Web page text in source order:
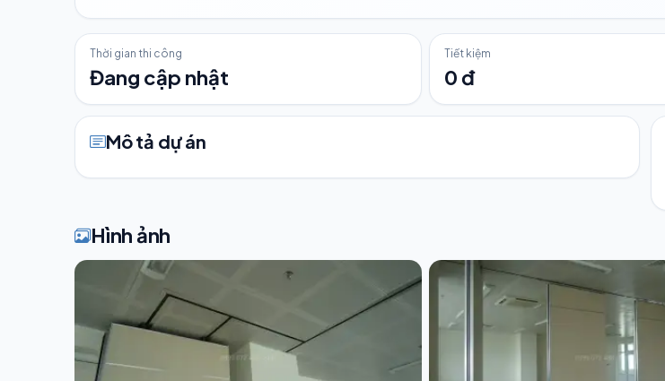
Thời gian thi công
Đang cập nhật
Tiết kiệm
0 đ
Mô tả dự án
Hình ảnh